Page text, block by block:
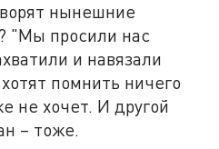
нынешние
"Мы просили нас
и навязали
помнить ничего
не хочет. И другой
– тоже.